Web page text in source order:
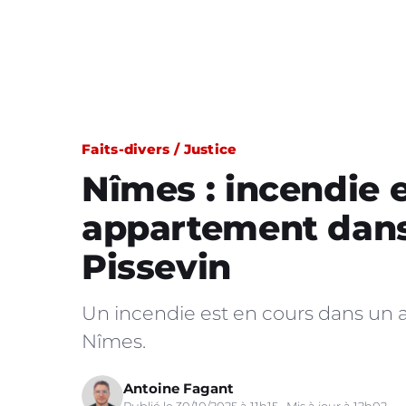
Faits-divers / Justice
Nîmes : incendie
appartement
Pissevin
Un incendie est en cours dans un
Nîmes.
Antoine Fagant